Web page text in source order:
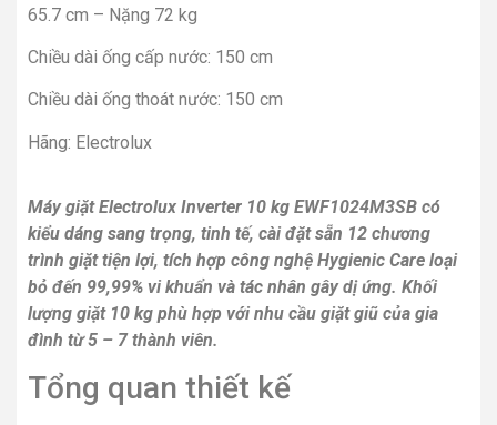
65.7 cm – Nặng 72 kg
Chiều dài ống cấp nước: 150 cm
Chiều dài ống thoát nước: 150 cm
Hãng: Electrolux
Máy giặt Electrolux Inverter 10 kg EWF1024M3SB có
kiểu dáng sang trọng, tinh tế, cài đặt sẵn 12 chương
trình giặt tiện lợi, tích hợp công nghệ Hygienic Care loại
bỏ đến 99,99% vi khuẩn và tác nhân gây dị ứng. Khối
lượng giặt 10 kg phù hợp với nhu cầu giặt giũ của gia
đình từ 5 – 7 thành viên.
Tổng quan thiết kế